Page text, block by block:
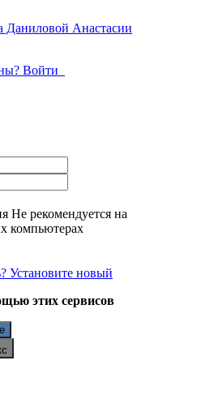
Войти
Не рекомендуется на
компьютерах
Установите новый
этих сервисов